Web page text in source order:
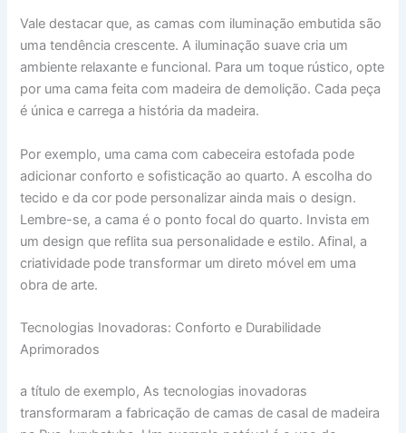
Vale destacar que, as camas com iluminação embutida são
uma tendência crescente. A iluminação suave cria um
ambiente relaxante e funcional. Para um toque rústico, opte
por uma cama feita com madeira de demolição. Cada peça
é única e carrega a história da madeira.
Por exemplo, uma cama com cabeceira estofada pode
adicionar conforto e sofisticação ao quarto. A escolha do
tecido e da cor pode personalizar ainda mais o design.
Lembre-se, a cama é o ponto focal do quarto. Invista em
um design que reflita sua personalidade e estilo. Afinal, a
criatividade pode transformar um direto móvel em uma
obra de arte.
Tecnologias Inovadoras: Conforto e Durabilidade
Aprimorados
a título de exemplo, As tecnologias inovadoras
transformaram a fabricação de camas de casal de madeira